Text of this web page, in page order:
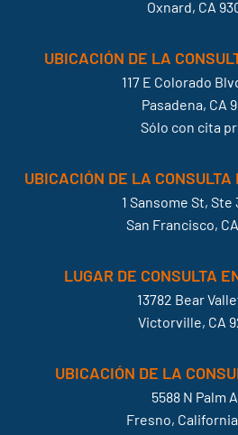
Oxnard, CA
UBICACIÓN DE LA
117 E Colorado
Pasadena, CA
Sólo con cita
UBICACIÓN DE LA
1 Sansome St, Ste
San Francisco,
LUGAR DE CONSULTA
13782 Bear
Victorville, CA
UBICACIÓN DE LA
5588 N Palm
Fresno,